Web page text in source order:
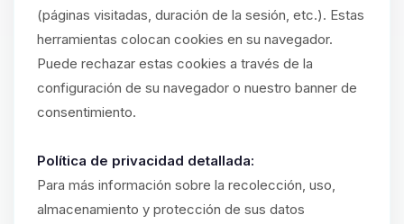
(páginas visitadas, duración de la sesión, etc.). Estas
herramientas colocan cookies en su navegador.
Puede rechazar estas cookies a través de la
configuración de su navegador o nuestro banner de
consentimiento.
Política de privacidad detallada:
Para más información sobre la recolección, uso,
almacenamiento y protección de sus datos